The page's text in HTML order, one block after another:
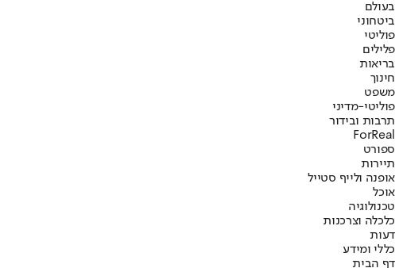
בעולם
ביטחוני
פוליטי
פלילים
בריאות
חינוך
משפט
פוליטי-מדיני
תרבות ובידור
ForReal
ספורט
תיירות
אופנה ולייף סטייל
אוכל
טכנולוגיה
כלכלה וצרכנות
דעות
כללי ומידע
דף הבית